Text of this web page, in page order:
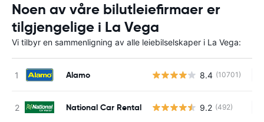
Noen av våre bilutleiefirmaer er
tilgjengelige i La Vega
Vi tilbyr en sammenligning av alle leiebilselskaper i La Vega:
Alamo 8.4 (10701)
National Car Rental 9.2 (492)